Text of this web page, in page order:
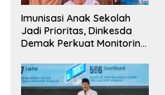
Imunisasi Anak Sekolah
Jadi Prioritas, Dinkesda
Demak Perkuat Monitoring